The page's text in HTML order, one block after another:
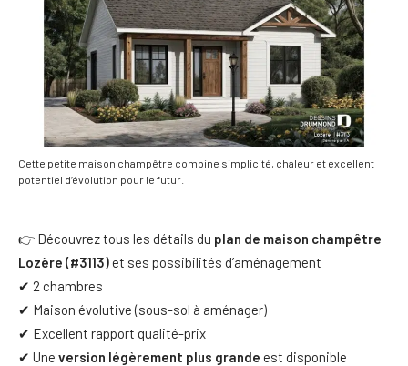
Cette petite maison champêtre combine simplicité, chaleur et excellent
potentiel d’évolution pour le futur.
👉 Découvrez tous les détails du plan de maison champêtre
Lozère (#3113)et ses possibilités d’aménagement
✔ 2 chambres
✔ Maison évolutive (sous-sol à aménager)
✔ Excellent rapport qualité-prix
✔ Une version légèrement plus grande est disponible